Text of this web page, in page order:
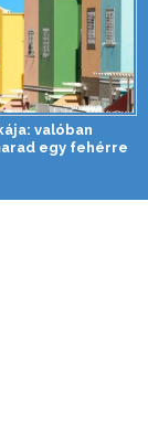
valóban
egy fehérre